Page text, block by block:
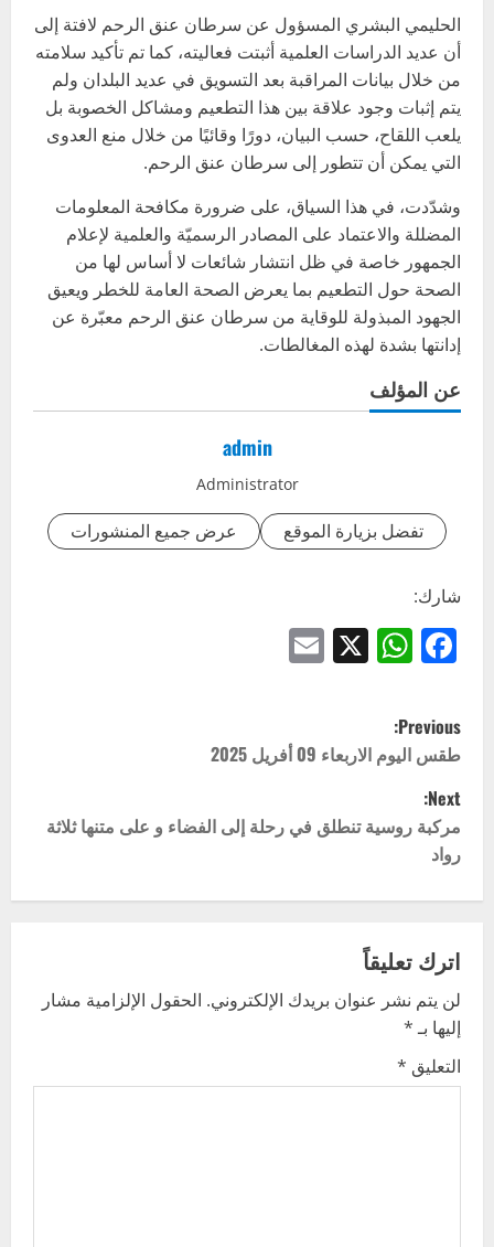
الحليمي البشري المسؤول عن سرطان عنق الرحم لافتة إلى
أن عديد الدراسات العلمية أثبتت فعاليته، كما تم تأكيد سلامته
من خلال بيانات المراقبة بعد التسويق في عديد البلدان ولم
يتم إثبات وجود علاقة بين هذا التطعيم ومشاكل الخصوبة بل
يلعب اللقاح، حسب البيان، دورًا وقائيًا من خلال منع العدوى
التي يمكن أن تتطور إلى سرطان عنق الرحم.
وشدّدت، في هذا السياق، على ضرورة مكافحة المعلومات
المضللة والاعتماد على المصادر الرسميّة والعلمية لإعلام
الجمهور خاصة في ظل انتشار شائعات لا أساس لها من
الصحة حول التطعيم بما يعرض الصحة العامة للخطر ويعيق
الجهود المبذولة للوقاية من سرطان عنق الرحم معبّرة عن
إدانتها بشدة لهذه المغالطات.
عن المؤلف
admin
Administrator
تفضل بزيارة الموقع عرض جميع المنشورات
شارك:
Facebook
WhatsApp
X
P
o
s
t
n
a
v
i
g
Previous:
طقس اليوم الاربعاء 09 أفريل 2025
Next:
مركبة روسية تنطلق في رحلة إلى الفضاء و على متنها ثلاثة
رواد
اترك تعليقاً
لن يتم نشر عنوان بريدك الإلكتروني. الحقول الإلزامية مشار
إليها بـ*
التعليق *